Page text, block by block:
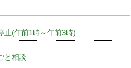
止(午前1時～午前3時)
と相談